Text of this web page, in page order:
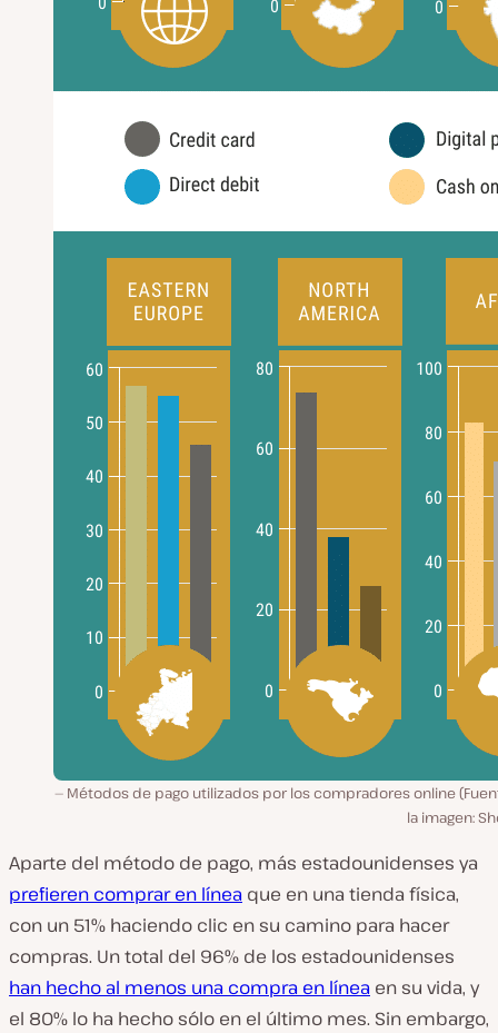
Métodos de pago utilizados por los compradores online
la imagen:
Aparte del método de pago, más estadounidenses ya
prefieren comprar en línea que en una tienda física,
con un 51% haciendo clic en su camino para hacer
compras. Un total del 96% de los estadounidenses
han hecho al menos una compra en línea en su vida, y
el 80% lo ha hecho sólo en el último mes. Sin embargo,